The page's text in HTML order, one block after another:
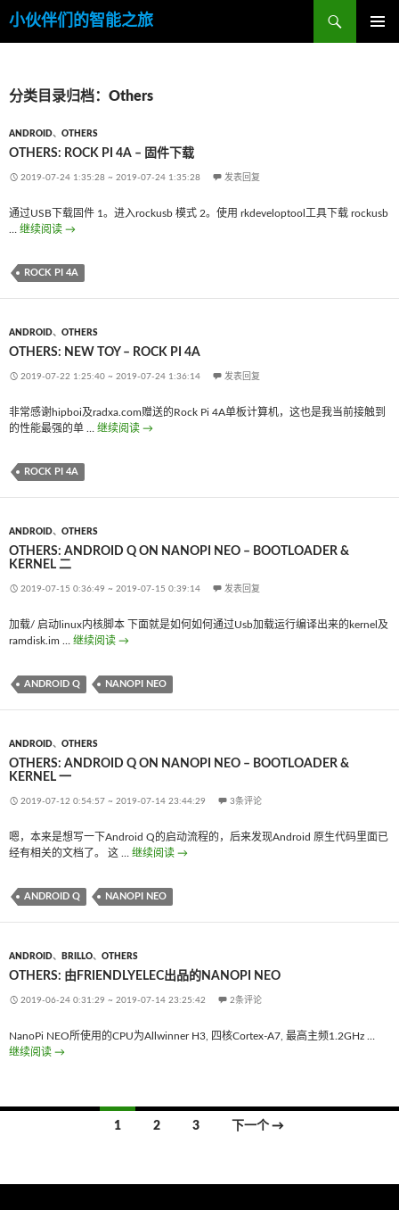
小伙伴们的智能之旅
索
容
分类目录归档：Others
ANDROID、 OTHERS
OTHERS: ROCK PI 4A – 固件下载
2019-07-24 1:35:28 ~ 2019-07-24 1:35:28 发表回复
通过USB下载固件 1。进入rockusb 模式 2。使用 rkdeveloptool工具下载 rockusb
继续阅读 OTHERS: Rock Pi 4A – 固件下载
→
ROCK PI 4A
ANDROID、 OTHERS
OTHERS: NEW TOY – ROCK PI 4A
2019-07-22 1:25:40 ~ 2019-07-24 1:36:14 发表回复
非常感谢hipboi及radxa.com赠送的Rock Pi 4A单板计算机，这也是我当前接触到
的性能最强的单 … 继续阅读 Others: New toy – Rock Pi 4A
→
ROCK PI 4A
ANDROID、 OTHERS
OTHERS: ANDROID Q ON NANOPI NEO – BOOTLOADER &
KERNEL 二
2019-07-15 0:36:49 ~ 2019-07-15 0:39:14 发表回复
加载/ 启动linux内核脚本 下面就是如何如何通过Usb加载运行编译出来的kernel及
ramdisk.im … 继续阅读 Others: Android Q on NanoPi Neo – bootloader & kernel 二
→
ANDROID Q NANOPI NEO
ANDROID、 OTHERS
OTHERS: ANDROID Q ON NANOPI NEO – BOOTLOADER &
KERNEL 一
2019-07-12 0:54:57 ~ 2019-07-14 23:44:29 3条评论
嗯，本来是想写一下Android Q的启动流程的，后来发现Android 原生代码里面已
经有相关的文档了。 这 … 继续阅读 Others: Android Q on NanoPi Neo –
→
ANDROID Q NANOPI NEO
ANDROID、 BRILLO、 OTHERS
OTHERS: 由FRIENDLYELEC出品的NANOPI NEO
2019-06-24 0:31:29 ~ 2019-07-14 23:25:42 2条评论
NanoPi NEO所使用的CPU为Allwinner H3, 四核Cortex-A7, 最高主频1.2GHz …
继续阅读 Others: 由FriendlyElec出品的NanoPi NEO
→
章
1 2 3 下一个 →